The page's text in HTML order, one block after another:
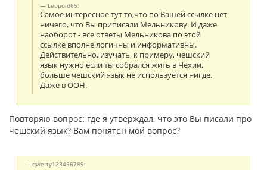
Leopold65:
Самое интересное тут то,что по Вашей ссылке нет
ничего, что Вы приписали Мельникову. И даже
наоборот - все ответы Мельникова по этой
ссылке вполне логичны и информативны.
Действительно, изучать, к примеру, чешский
язык нужно если ты собрался жить в Чехии,
больше чешский язык не используется нигде.
Даже в ООН.
Повторяю вопрос: где я утверждал, что это Вы писали про
чешский язык? Вам понятен мой вопрос?
qwerty123456789: